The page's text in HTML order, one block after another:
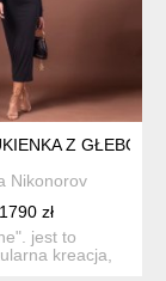
POWER
Z
Nikonorov
1790 zł
jest to
kreacja,